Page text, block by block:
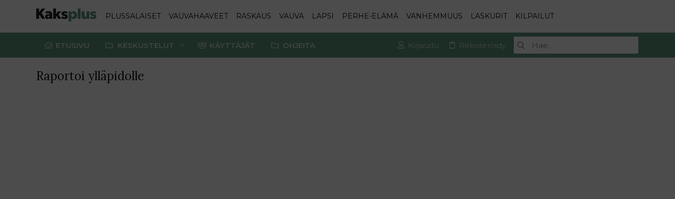
PLUSSALAISET VAUVAHAAVEET RASKAUS VAUVA LAPSI PERHE-ELÄMÄ VANHEMMUUS LASKURIT KILPAILUT
ETUSIVU KESKUSTELUT KÄYTTÄJÄT OHJEITA Kirjaudu Rekisteröidy
Raportoi ylläpidolle